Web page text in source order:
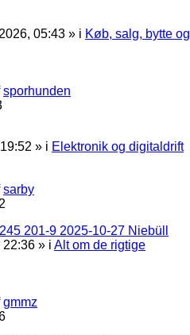
05:43 » i Køb, salg, bytte og
sporhunden
» i Elektronik og digitaldrift
sarby
201-9 2025-10-27 Niebüll
22:36 » i Alt om de rigtige
gmmz